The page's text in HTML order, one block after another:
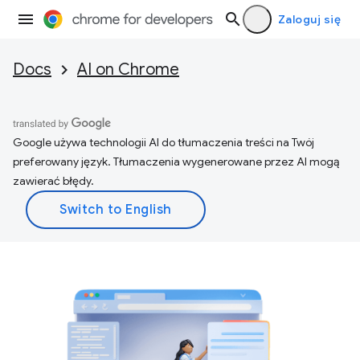
Zaloguj się
Docs AI on Chrome
Google używa technologii AI do tłumaczenia treści na Twój
preferowany język. Tłumaczenia wygenerowane przez AI mogą
zawierać błędy.